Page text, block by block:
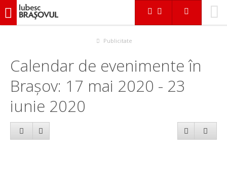
iubescbraşovul.ro
Publicitate
Calendar de evenimente în
Brașov: 17 mai 2020 - 23
iunie 2020